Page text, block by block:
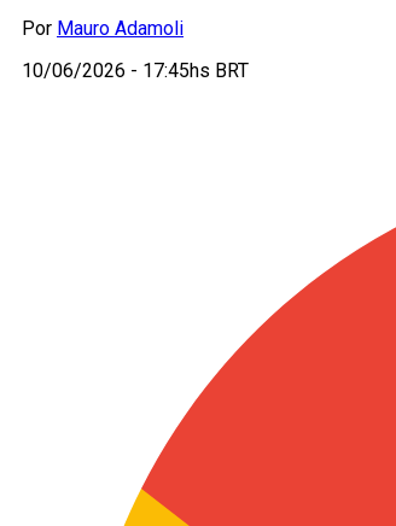
Por Mauro Adamoli
10/06/2026 - 17:45hs BRT